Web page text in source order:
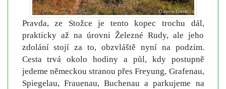
Pravda, ze Stožce je tento kopec trochu dál,
prakticky až na úrovni Železné Rudy, ale jeho
zdolání stojí za to, obzvláště nyní na podzim.
Cesta trvá okolo hodiny a půl, kdy postupně
jedeme německou stranou přes Freyung, Grafenau,
Spiegelau, Frauenau, Buchenau a parkujeme na